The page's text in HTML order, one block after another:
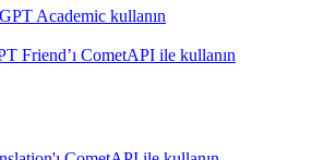
Academic kullanın
Friend’ı CometAPI ile kullanın